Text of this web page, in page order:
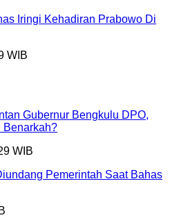
Iringi Kehadiran Prabowo Di
WIB
Gubernur Bengkulu DPO,
Benarkah?
WIB
Pemerintah Saat Bahas